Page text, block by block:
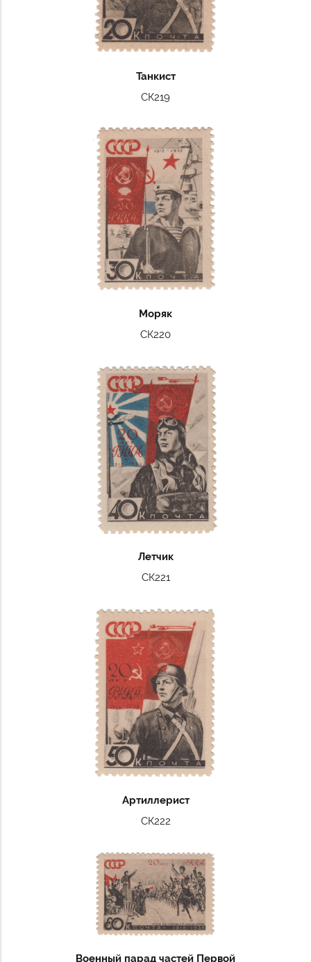
Танкист
СК219
Моряк
СК220
Летчик
СК221
Артиллерист
СК222
Военный парад частей Первой